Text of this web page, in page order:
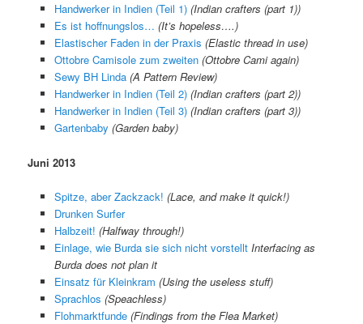
Handwerker in Indien (Teil 1) (Indian crafters (part 1))
Es ist hoffnungslos… (It’s hopeless….)
Elastischer Faden in der Praxis (Elastic thread in use)
Ottobre Camisole zum zweiten (Ottobre Cami again)
Sewy BH Linda (A Pattern Review)
Handwerker in Indien (Teil 2) (Indian crafters (part 2))
Handwerker in Indien (Teil 3) (Indian crafters (part 3))
Gartenbaby (Garden baby)
Juni 2013
Spitze, aber Zackzack! (Lace, and make it quick!)
Drunken Surfer
Halbzeit! (Halfway through!)
Einlage, wie Burda sie sich nicht vorstellt Interfacing as
Burda does not plan it
Einsatz für Kleinkram (Using the useless stuff)
Sprachlos (Speachless)
Flohmarktfunde (Findings from the Flea Market)